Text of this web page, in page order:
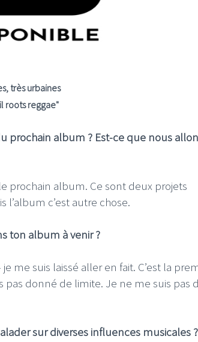
très urbaines
roots reggae"
prochain album ? Est-ce que nous
prochain album. Ce sont deux projets
l’album c’est autre chose.
ton album à venir ?
je me suis laissé aller en fait. C’est la
donné de limite. Je ne me suis pas
sur diverses influences musicales ?